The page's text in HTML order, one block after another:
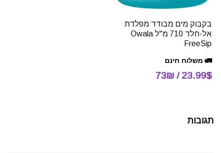
בקבוק מים מבודד מפלדת
אל-חלד 710 מ"ל Owala
FreeSip
🚛 משלוח חינם
23.99$ / 73₪
תגובות